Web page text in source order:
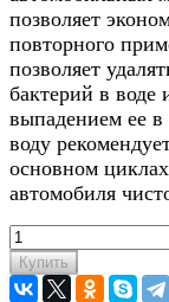
позволяет
повторного
позволяет
бактерий в воде
выпадением ее
воду
основном
автомобиля
Купить